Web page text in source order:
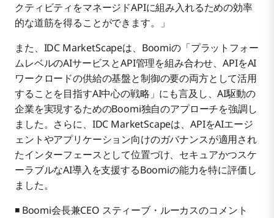
クティビティをマネージドAPIに組み入れるための効率
的な道筋を得ることができます。」
また、IDC MarketScapeは、Boomiの「プラットフォー
ムレベルのAIサービスとAPI管理を組み合わせ、APIをAI
ワークロードの供給の基盤と制御の要の両方として活用
することを目指すAI中心の戦略」にも言及し、AI駆動の
企業を実現するためのBoomi独自のアプローチを強調し
ました。さらに、IDC MarketScapeは、APIをAIエージ
ェントやアプリケーション向けのガバナンスが適用され
たインターフェースとして位置づけ、セキュアかつスケ
ーラブルなAI導入を支援するBoomiの能力を特に評価し
ました。
◾ Boomi会長兼CEO スティーブ・ルーカスのコメント